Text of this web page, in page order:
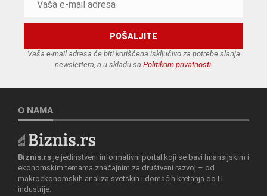
Vaša e-mail adresa će biti korišćena isključivo za potrebe slanja
newslettera, a u skladu sa Politikom privatnosti.
O NAMA
Biznis.rs je jedinstveni informativni portal koji se bavi finansijskim i
ekonomskim temama značajnim za društveni razvoj – od
makroekonomskih analiza svetskih i domaćih kretanja do IT
industrije.